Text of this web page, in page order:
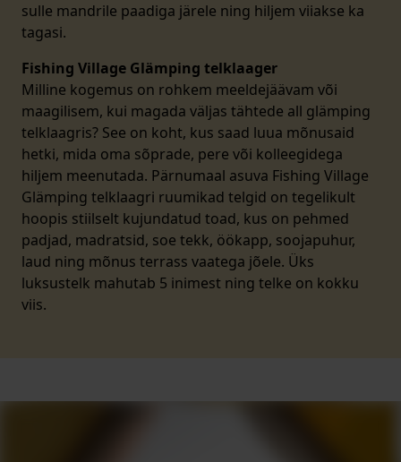
sulle mandrile paadiga järele ning hiljem viiakse ka
tagasi.
Fishing Village Glämping telklaager
Milline kogemus on rohkem meeldejäävam või
maagilisem, kui magada väljas tähtede all glämping
telklaagris? See on koht, kus saad luua mõnusaid
hetki, mida oma sõprade, pere või kolleegidega
hiljem meenutada. Pärnumaal asuva Fishing Village
Glämping telklaagri ruumikad telgid on tegelikult
hoopis stiilselt kujundatud toad, kus on pehmed
padjad, madratsid, soe tekk, öökapp, soojapuhur,
laud ning mõnus terrass vaatega jõele. Üks
luksustelk mahutab 5 inimest ning telke on kokku
viis.